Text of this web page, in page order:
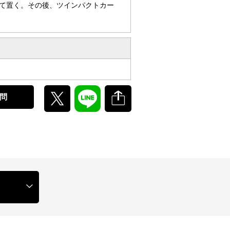
置く。その後、ツインパクトカー